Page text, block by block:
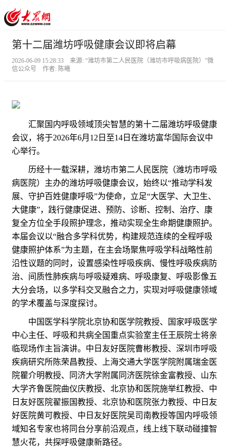
第十二届潍坊呼吸健康会议即将启幕
2026-06-09 15:28:33 来源: “潍坊市第二人民医院（潍坊市呼吸病医院）”微
信公众号 作者: 陈曦
汇聚国内呼吸领域顶尖智慧的第十二届潍坊呼吸健康
会议，将于2026年6月12日至14日在潍坊富华国际会议中
心举行。
历经十一载深耕，潍坊市第二人民医院（潍坊市呼吸
病医院）主办的潍坊呼吸健康会议，始终以“推动学科发
展、守护百姓健康呼吸”为使命，立足“大医学、大卫生、
大健康”，践行健康促进、预防、诊断、控制、治疗、康
复全方位全手段照护理念，推动实现全生命期健康照护。
本届会议以“融合多学科优势，构建规范连续的全程呼吸
健康照护体系”为主题，在主会场聚焦呼吸学科战略性前
沿性议题的同时，设置感染性呼吸疾病、慢性呼吸疾病防
治、间质性肺疾病与呼吸疑难病、呼吸康复、呼吸影像五
大分会场，以多学科交叉融合之力，实现对呼吸健康领域
的学术覆盖与深度探讨。
中国医学科学院北京协和医学院教授、国家呼吸医学
中心主任、呼吸和共病全国重点实验室主任王辰院士将亲
临现场作主旨演讲。中日友好医院曹彬教授、深圳市呼吸
疾病研究所陈荣昌教授、上海交通大学医学院附属瑞金医
院瞿介明教授、同济大学附属同济医院徐金富教授、山东
大学齐鲁医院曲仪庆教授、北京协和医院施举红教授、中
日友好医院翟振国教授、北京协和医院张力教授、中日友
好医院黄可教授、中日友好医院吴司南教授等国内呼吸领
域知名专家也将同台分享前沿观点，线上线下联动碰撞智
慧火花，共探呼吸健康新路径。